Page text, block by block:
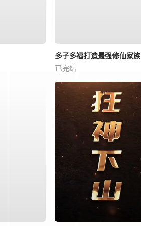
多子多福打造最强修仙家族
已完结